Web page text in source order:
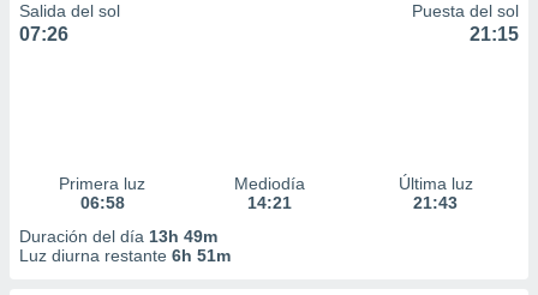
Salida del sol
07:26
Puesta del sol
21:15
Primera luz
06:58
Mediodía
14:21
Última luz
21:43
Duración del día 13h 49m
Luz diurna restante 6h 51m